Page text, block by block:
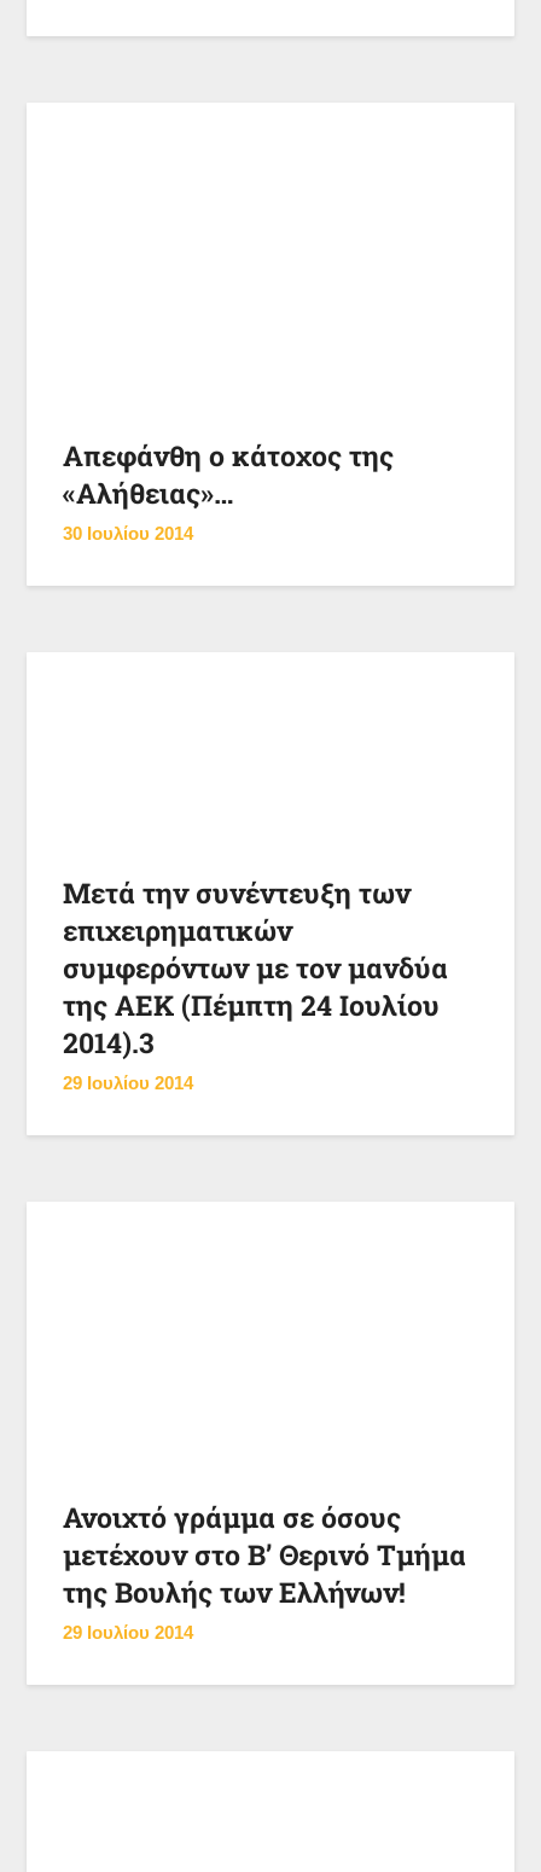
Απεφάνθη ο κάτοχος της
«Αλήθειας»…
30 Ιουλίου 2014
Μετά την συνέντευξη των
επιχειρηματικών
συμφερόντων με τον μανδύα
της ΑΕΚ (Πέμπτη 24 Ιουλίου
2014).3
29 Ιουλίου 2014
Ανοιχτό γράμμα σε όσους
μετέχουν στο Β’ Θερινό Τμήμα
της Βουλής των Ελλήνων!
29 Ιουλίου 2014